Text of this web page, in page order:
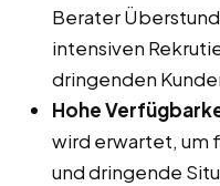
Berater
intensiven
dringenden
Hohe
wird erwartet, um
und dringende